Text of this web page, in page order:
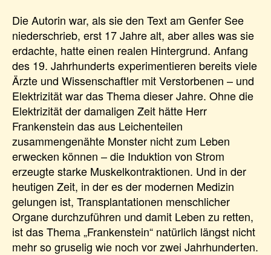
Die Autorin war, als sie den Text am Genfer See
niederschrieb, erst 17 Jahre alt, aber alles was sie
erdachte, hatte einen realen Hintergrund. Anfang
des 19. Jahrhunderts experimentieren bereits viele
Ärzte und Wissenschaftler mit Verstorbenen – und
Elektrizität war das Thema dieser Jahre. Ohne die
Elektrizität der damaligen Zeit hätte Herr
Frankenstein das aus Leichenteilen
zusammengenähte Monster nicht zum Leben
erwecken können – die Induktion von Strom
erzeugte starke Muskelkontraktionen. Und in der
heutigen Zeit, in der es der modernen Medizin
gelungen ist, Transplantationen menschlicher
Organe durchzuführen und damit Leben zu retten,
ist das Thema „Frankenstein“ natürlich längst nicht
mehr so gruselig wie noch vor zwei Jahrhunderten.